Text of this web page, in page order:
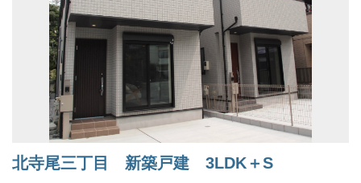
北寺尾三丁目 新築戸建 3LDK＋S